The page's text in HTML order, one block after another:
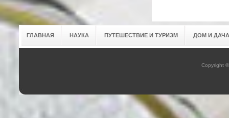
ГЛАВНАЯ НАУКА ПУТЕШЕСТВИЕ И ТУРИЗМ ДОМ И ДАЧА
Copyright